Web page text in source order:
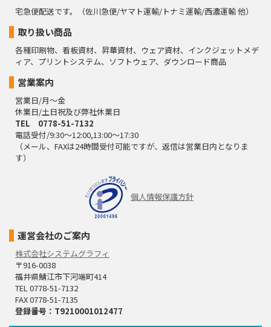
宅急便配送です。（佐川急便/ヤマト運輸/トナミ運輸/西濃運輸 他）
取り扱い商品
各種印刷物、看板資材、昇華資材、ウェア資材、インクジェットメデ
ィア、プリントシステム、ソフトウェア、ダウンロード商品
営業案内
営業日/月～金
休業日/土日祝及び弊社休業日
TEL 0778-51-7132
電話受付/9:30～12:00,13:00～17:30
（メール、FAXは24時間受付可能ですが、返信は営業日内となりま
す）
個人情報保護方針
運営会社のご案内
株式会社システムグラフィ
〒916-0038
福井県鯖江市下河端町414
TEL 0778-51-7132
FAX 0778-51-7135
登録番号：T9210001012477